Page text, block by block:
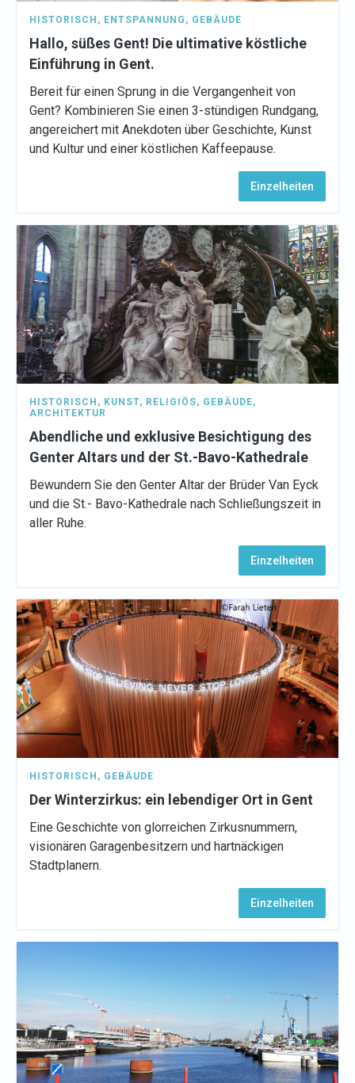
HISTORISCH , ENTSPANNUNG , GEBÄUDE
Hallo, süßes Gent! Die ultimative köstliche
Einführung in Gent.
Bereit für einen Sprung in die Vergangenheit von
Gent? Kombinieren Sie einen 3-stündigen Rundgang,
angereichert mit Anekdoten über Geschichte, Kunst
und Kultur und einer köstlichen Kaffeepause.
Einzelheiten
HISTORISCH , KUNST, RELIGIÖS, GEBÄUDE,
ARCHITEKTUR
Abendliche und exklusive Besichtigung des
Genter Altars und der St.-Bavo-Kathedrale
Bewundern Sie den Genter Altar der Brüder Van Eyck
und die St.- Bavo-Kathedrale nach Schließungszeit in
aller Ruhe.
Einzelheiten
HISTORISCH , GEBÄUDE
Der Winterzirkus: ein lebendiger Ort in Gent
Eine Geschichte von glorreichen Zirkusnummern,
visionären Garagenbesitzern und hartnäckigen
Stadtplanern.
Einzelheiten